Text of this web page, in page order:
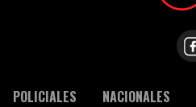
POLICIALES NACIONALES